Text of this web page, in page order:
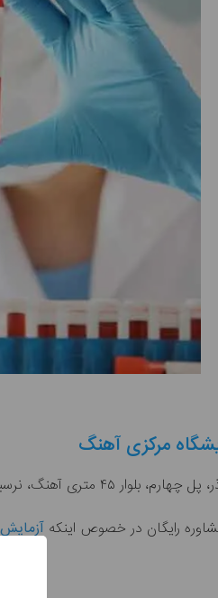
مرکزی آهنگ
متری آهنگ، نرسیده به دانشگاه آزاد، پلاک ۲۱.
رایگان در خصوص اینکه